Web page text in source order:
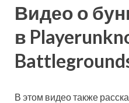
Видео о
в
В этом видео также